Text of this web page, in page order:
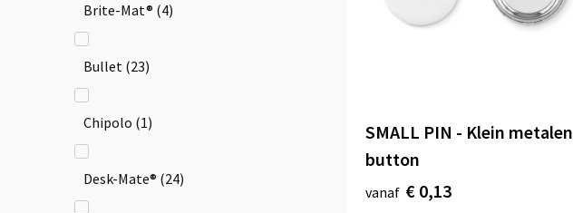
Brite-Mat® (4)
Bullet (23)
Chipolo (1)
Desk-Mate® (24)
SMALL PIN - Klein metalen
button
vanaf € 0,13